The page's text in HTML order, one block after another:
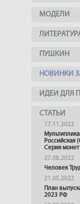
МОДЕЛИ
ПУШКИН
НОВИНКИ
ИДЕИ ДЛЯ
СТАТЬИ
17.11.2022
Российская
Серия монет
27.08.2022
Человек
21.05.2022
План
2023 РФ